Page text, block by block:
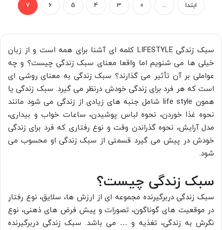
ابتدا ...
«
3
4
5
6
7
سبک زندگی LIFESTYLE کلمه ای آشنا برای همه است و از زبان
خیلی ها می شنویم اما واقعا معنای سبک زندگی چیست؟ و چه
عواملی بر آن تأثیر می گذارند؟ سبک زندگی به معنای روشی ای
است که هر فرد برای زندگی خودش درنظر می گیرد. سبک زندگی یا
همون life style شامل جنبه های زیادی از زندگی می شود مانند
نحوه غذا خوردن، نحوه لباس پوشیدن، ساعات خواب و بیداری،
مدل آرایش، نحوه گذراندن وقت و نوع رفتاری که فرد برای زندگی
خودش در پیش می گیرد قسمتی از سبک زندگی او محسوب می
شود.
سبک زندگی چیست؟
سبک زندگی دربرگیرنده مجموعه ای از ارزش ها، سلایق، نوع رفتار
در موقعیت های گوناگون، تصورات و پیش فرض های ذهنی، نوع
نگرش به زندگی، تغذیه و … می باشد. سبک زندگی دربرگیرنده